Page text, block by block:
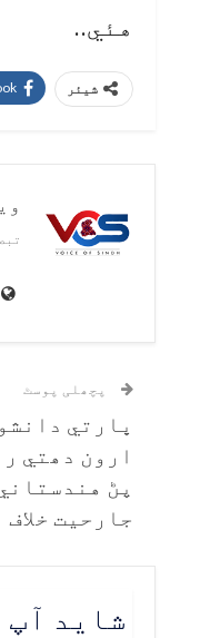
هئي..
شیئر
پچھلی پوسٹ
ڀارتي
ارون دھتي
پڻ
جارحيت خلاف
شاید آپ